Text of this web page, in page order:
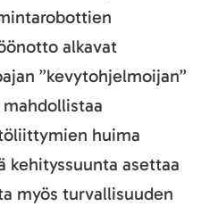
alkavat
”kevytohjelmoijan”
huima
kehityssuunta asettaa
myös turvallisuuden